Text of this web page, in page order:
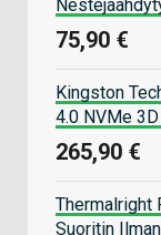
75,90 €
Kingston
4.0 NVMe
265,90 €
Thermalright
Suoritin